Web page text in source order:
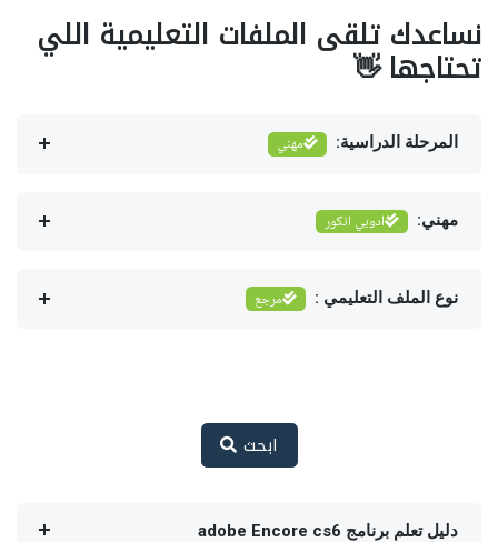
نساعدك تلقى الملفات التعليمية اللي
تحتاجها 👋
المرحلة الدراسية: مهني
مهني: ادوبي انكور
نوع الملف التعليمي : مرجع
ابحث
دليل تعلم برنامج adobe Encore cs6